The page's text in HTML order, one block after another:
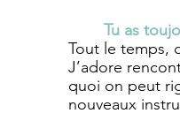
Tu as
Tout le temps,
J’adore
quoi on peut
nouveaux